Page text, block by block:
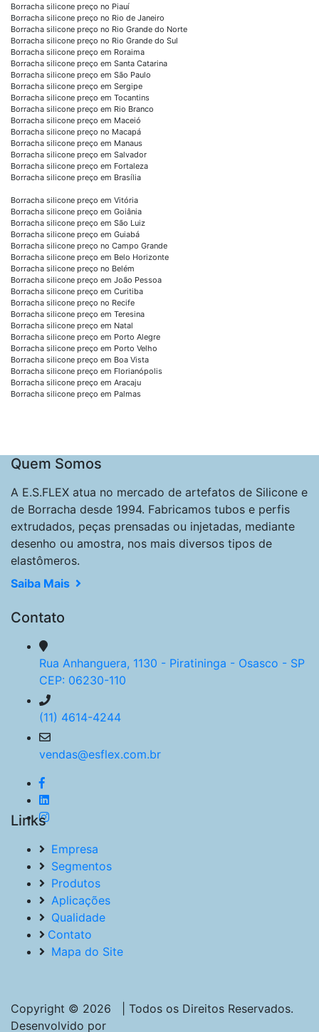
Borracha silicone preço no Piauí
Borracha silicone preço no Rio de Janeiro
Borracha silicone preço no Rio Grande do Norte
Borracha silicone preço no Rio Grande do Sul
Borracha silicone preço em Roraima
Borracha silicone preço em Santa Catarina
Borracha silicone preço em São Paulo
Borracha silicone preço em Sergipe
Borracha silicone preço em Tocantins
Borracha silicone preço em Rio Branco
Borracha silicone preço em Maceió
Borracha silicone preço no Macapá
Borracha silicone preço em Manaus
Borracha silicone preço em Salvador
Borracha silicone preço em Fortaleza
Borracha silicone preço em Brasília
Borracha silicone preço em Vitória
Borracha silicone preço em Goiânia
Borracha silicone preço em São Luiz
Borracha silicone preço em Guiabá
Borracha silicone preço no Campo Grande
Borracha silicone preço em Belo Horizonte
Borracha silicone preço no Belém
Borracha silicone preço em João Pessoa
Borracha silicone preço em Curitiba
Borracha silicone preço no Recife
Borracha silicone preço em Teresina
Borracha silicone preço em Natal
Borracha silicone preço em Porto Alegre
Borracha silicone preço em Porto Velho
Borracha silicone preço em Boa Vista
Borracha silicone preço em Florianópolis
Borracha silicone preço em Aracaju
Borracha silicone preço em Palmas
Quem Somos
A E.S.FLEX atua no mercado de artefatos de Silicone e
de Borracha desde 1994. Fabricamos tubos e perfis
extrudados, peças prensadas ou injetadas, mediante
desenho ou amostra, nos mais diversos tipos de
elastômeros.
Saiba Mais
Contato
Rua Anhanguera, 1130 - Piratininga - Osasco - SP
CEP: 06230-110
(11) 4614-4244
vendas@esflex.com.br
Links
Empresa
Segmentos
Produtos
Aplicações
Qualidade
Contato
Mapa do Site
Copyright © 2026 | Todos os Direitos Reservados.
Desenvolvido por